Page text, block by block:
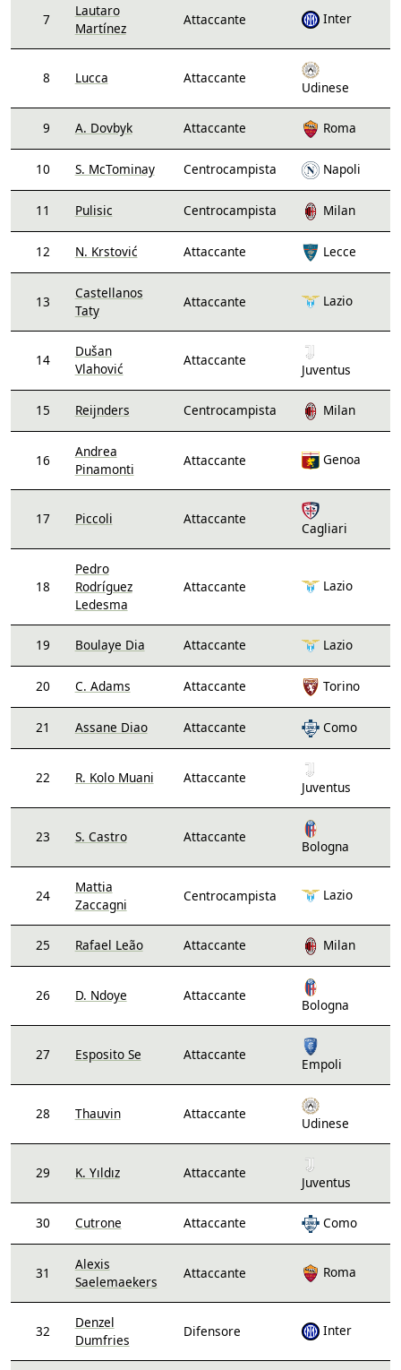
7
Lautaro
Martínez
Attaccante Inter
8 Lucca Attaccante
Udinese
9 A. Dovbyk Attaccante Roma
10 S. McTominay Centrocampista Napoli
11 Pulisic Centrocampista Milan
12 N. Krstović Attaccante Lecce
13
Castellanos
Taty
Attaccante Lazio
14
Dušan
Vlahović
Attaccante
Juventus
15 Reijnders Centrocampista Milan
16
Andrea
Pinamonti
Attaccante Genoa
17 Piccoli Attaccante
Cagliari
18
Pedro
Rodríguez
Ledesma
Attaccante Lazio
19 Boulaye Dia Attaccante Lazio
20 C. Adams Attaccante Torino
21 Assane Diao Attaccante Como
22 R. Kolo Muani Attaccante
Juventus
23 S. Castro Attaccante
Bologna
24
Mattia
Zaccagni
Centrocampista Lazio
25 Rafael Leão Attaccante Milan
26 D. Ndoye Attaccante
Bologna
27 Esposito Se Attaccante
Empoli
28 Thauvin Attaccante
Udinese
29 K. Yıldız Attaccante
Juventus
30 Cutrone Attaccante Como
31
Alexis
Saelemaekers
Attaccante Roma
32
Denzel
Dumfries
Difensore Inter